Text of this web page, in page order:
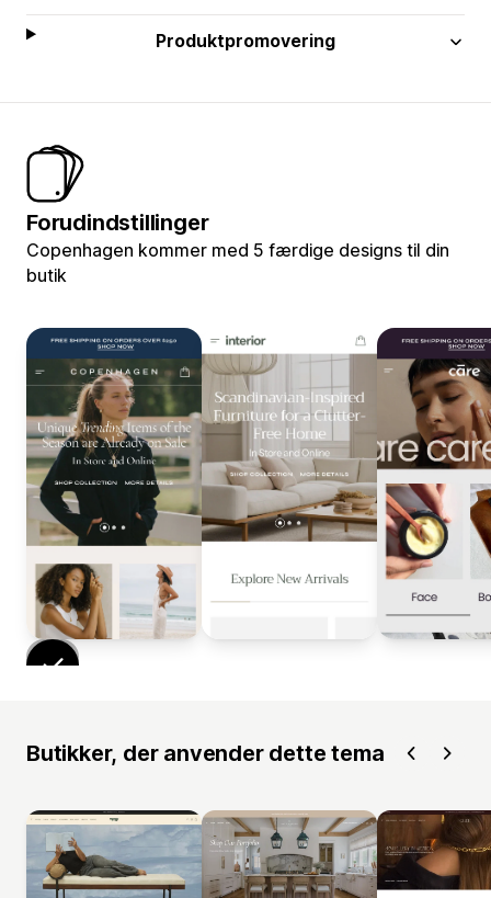
Produktpromovering
Forudindstillinger
Copenhagen kommer med 5 færdige designs til din
butik
Butikker, der anvender dette tema